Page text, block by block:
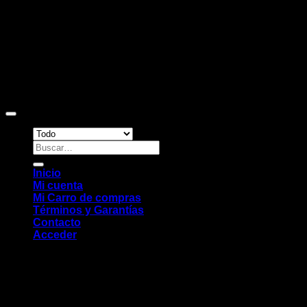
Buscar
por:
Inicio
Mi cuenta
Mi Carro de compras
Términos y Garantías
Contacto
Acceder